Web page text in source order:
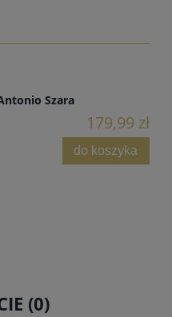
Szara
179,99 zł
do koszyka
(0)